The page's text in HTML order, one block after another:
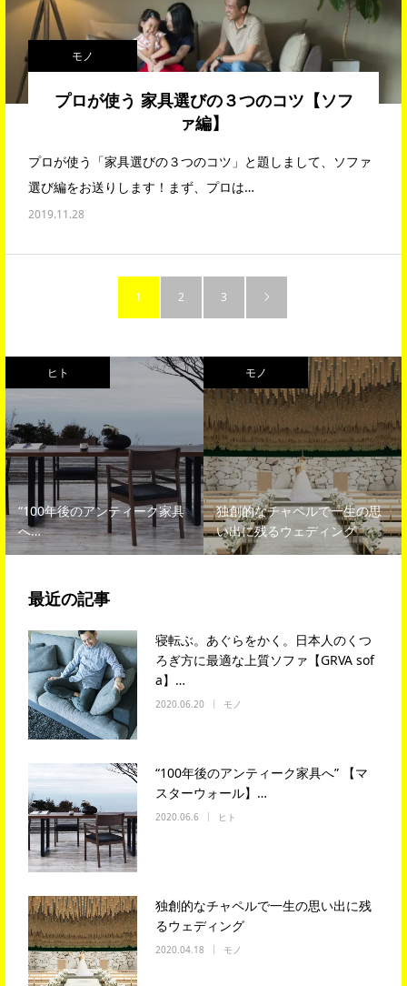
モノ
プロが使う 家具選びの３つのコツ【ソフ
ァ編】
プロが使う「家具選びの３つのコツ」と題しまして、ソファ
選び編をお送りします！まず、プロは…
2019.11.28
1 2 3
ヒト
“100年後のアンティーク家具
へ…
モノ
独創的なチャペルで一生の思
い出に残るウェディング
最近の記事
寝転ぶ。あぐらをかく。日本人のくつ
ろぎ方に最適な上質ソファ【GRVA sof
a】…
2020.06.20 モノ
“100年後のアンティーク家具へ” 【マ
スターウォール】…
2020.06.6 ヒト
独創的なチャペルで一生の思い出に残
るウェディング
2020.04.18 モノ